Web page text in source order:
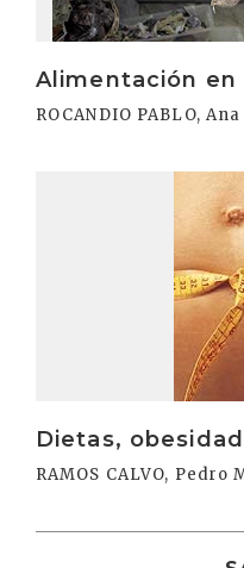
Alimentación en
ROCANDIO PABLO,
Dietas,
RAMOS CALVO, Pedro